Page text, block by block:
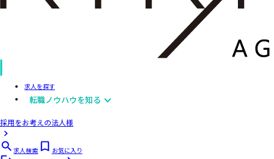
求人を探す
転職ノウハウを知る
採用をお考えの法人様
求人検索
お気に入り